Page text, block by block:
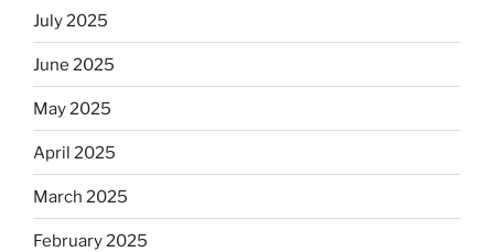
July 2025
June 2025
May 2025
April 2025
March 2025
February 2025